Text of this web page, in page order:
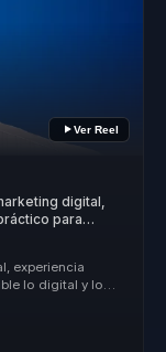
Ver Reel
digital,
para
experiencia
lo digital y lo